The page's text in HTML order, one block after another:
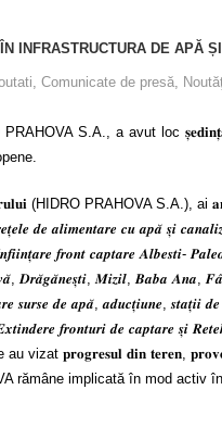
INFRASTRUCTURA DE APĂ
Comunicate de presă
S.A., a avut loc
(HIDRO PRAHOVA S.A.), ai
𝒅𝒆 𝒂𝒍𝒊𝒎𝒆𝒏𝒕𝒂𝒓𝒆 𝒄𝒖 𝒂𝒑𝒂̆ 𝒔̦𝒊
𝒇𝒓𝒐𝒏𝒕 𝒄𝒂𝒑𝒕𝒂𝒓𝒆 𝑨𝒍𝒃𝒆𝒔𝒕𝒊-
𝑫𝒓𝒂̆𝒈𝒂̆𝒏𝒆𝒔̦𝒕𝒊, 𝑴𝒊𝒛𝒊𝒍, 𝑩𝒂𝒃𝒂 𝑨𝒏𝒂,
𝒔𝒖𝒓𝒔𝒆 𝒅𝒆 𝒂𝒑𝒂̆, 𝒂𝒅𝒖𝒄𝒕̦𝒊𝒖𝒏𝒆, 𝒔𝒕𝒂𝒕̦𝒊𝒊
𝒇𝒓𝒐𝒏𝒕𝒖𝒓𝒊 𝒅𝒆 𝒄𝒂𝒑𝒕𝒂𝒓𝒆 𝒔̦𝒊
vizat 𝐩𝐫𝐨𝐠𝐫𝐞𝐬𝐮𝐥 𝐝𝐢𝐧 𝐭𝐞𝐫𝐞𝐧,
rămâne implicată în mod activ